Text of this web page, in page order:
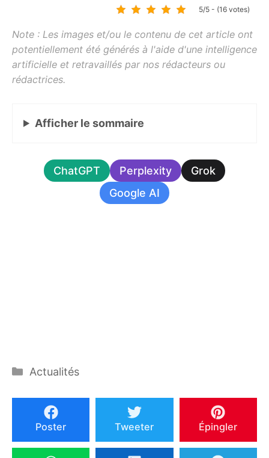
5/5 - (16 votes)
Afficher le sommaire
ChatGPT Perplexity
Grok
Google AI
Catégories
Actualités
Poster Tweeter Épingler